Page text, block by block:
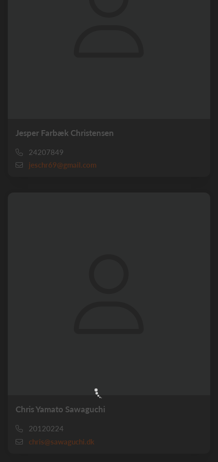
Jesper Farbæk Christensen
24207849
jeschr69@gmail.com
Chris Yamato Sawaguchi
20120224
chris@sawaguchi.dk